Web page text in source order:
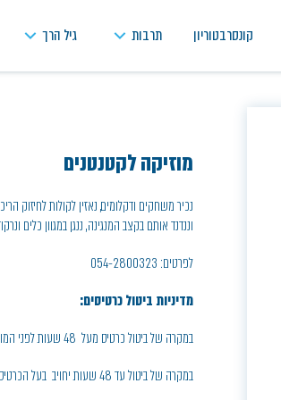
קונסרבטוריון תרבות גיל הרך
מוזיקה לקטנטנים
נכיר משחקים ודקלומים, נאזין לקולות לחיזוק
וננדנד אותם בקצב המנגינה, ננגן במגוון כלים
לפרטים: 054-2800323
מדיניות ביטול כרטיסים:
במקרה של ביטול כרטיס מעל 48 שעות לפני המופע, יחויב בעל הכרטיס בדמי ביטול בסך 5% ממחיר הכרטיס
במקרה של ביטול עד 48 שעות יחויב בעל הכרטיס בחיוב מלא